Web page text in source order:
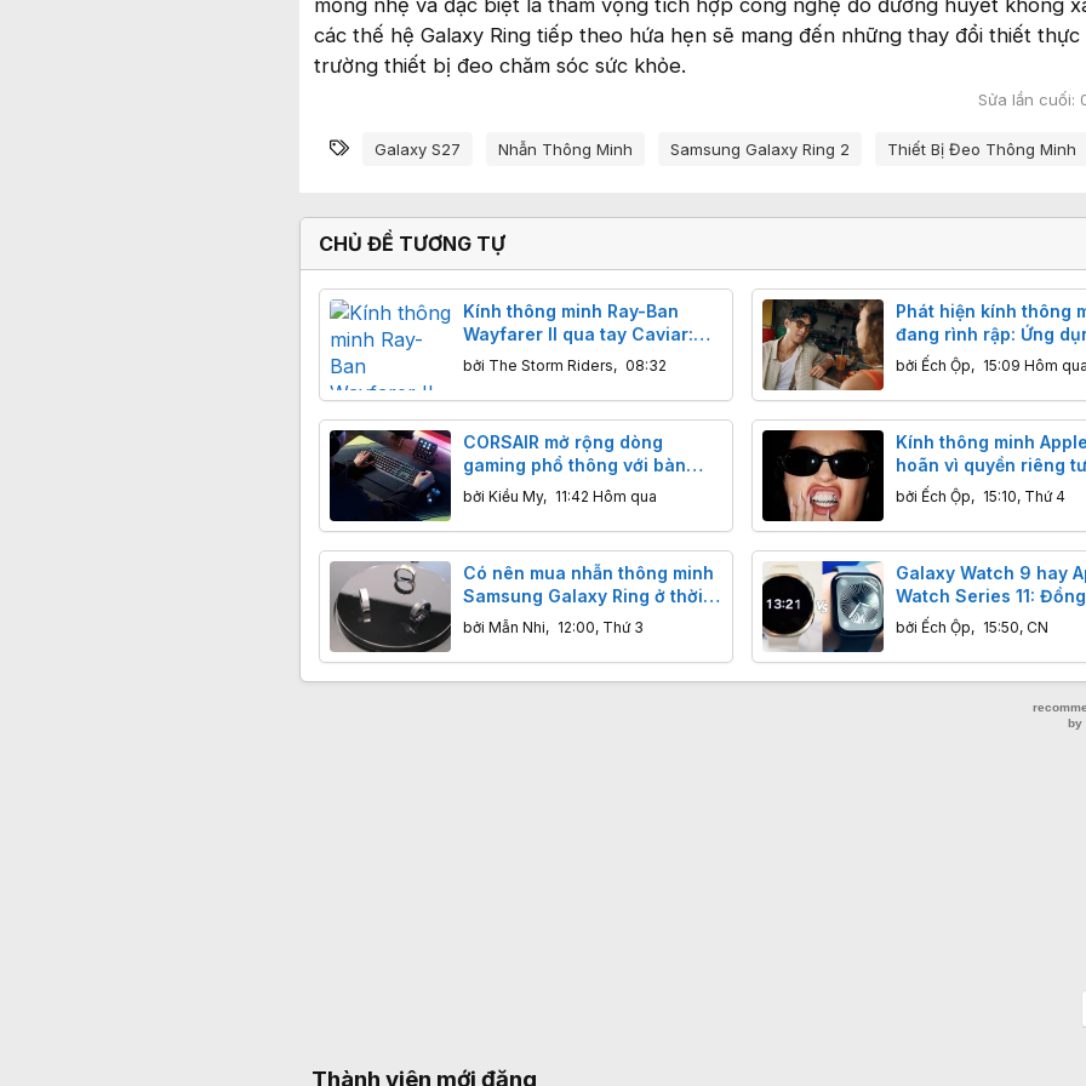
các thế hệ Galaxy Ring tiếp theo hứa hẹn sẽ mang đến những thay đổi thiết
trường thiết bị đeo chăm sóc sức khỏe.
Sửa lần cuối:
Từ khóa
Galaxy S27 Nhẫn Thông Minh Samsung Galaxy Ring 2 Thiết Bị Đeo Thông Minh
CHỦ ĐỀ TƯƠNG TỰ
Kính thông minh Ray-Ban
Wayfarer II qua tay Caviar:
Bọc vàng 24K và da cá sấu,
giá từ 160 triệu đồng
bởi The Storm Riders, 08:32
Phát hiện kính thông
đang rình rập: Ứng
iPhone 2.99 USD gây
bởi Ếch Ộp, 15:09 Hôm qua
CORSAIR mở rộng dòng
gaming phổ thông với bàn
phím SKIFF 100 Series và
chuột HARPOON v2 WIRELESS
bởi Kiều My, 11:42 Hôm qua
Kính thông minh
hoãn vì quyền riêng
tránh được "ác mộng"
bởi Ếch Ộp, 15:10, Thứ 4
Có nên mua nhẫn thông minh
Samsung Galaxy Ring ở thời
điểm hiện tại?
bởi Mẫn Nhi, 12:00, Thứ 3
Galaxy Watch 9 hay
Watch Series 11:
đáng mua hơn?
bởi Ếch Ộp, 15:50, CN
Thành viên mới đăng